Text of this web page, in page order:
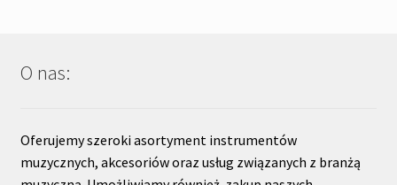
O nas:
Oferujemy szeroki asortyment instrumentów
muzycznych, akcesoriów oraz usług związanych z branżą